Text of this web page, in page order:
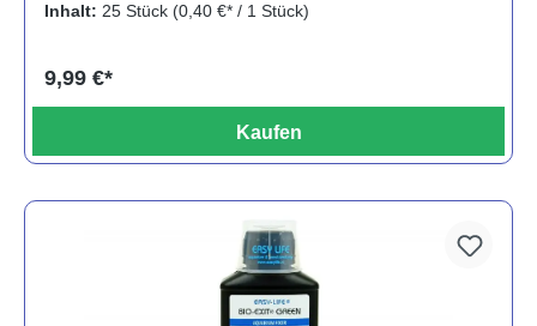
Inhalt: 25 Stück (0,40 €* / 1 Stück)
9,99 €*
Kaufen